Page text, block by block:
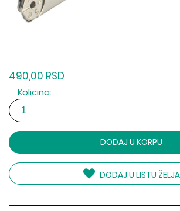
490,00 RSD
Kolicina:
DODAJ U KORPU
DODAJ U LISTU ŽELJA